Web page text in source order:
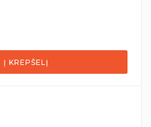
Į KREPŠELĮ